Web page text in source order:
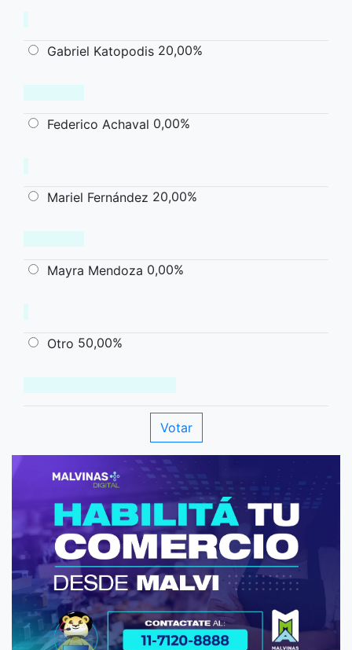
Gabriel Katopodis 20,00%
Federico Achaval 0,00%
Mariel Fernández 20,00%
Mayra Mendoza 0,00%
Otro 50,00%